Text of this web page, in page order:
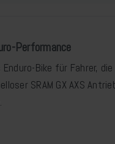
Performance
Bike für Fahrer,
SRAM GX AXS